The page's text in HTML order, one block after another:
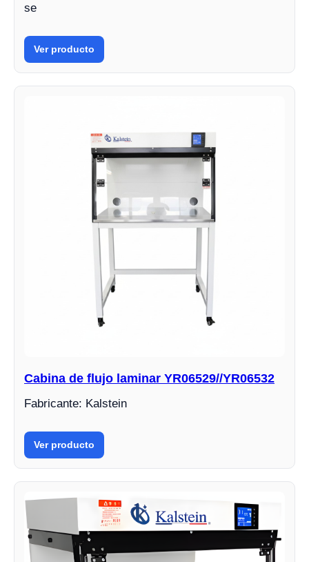
se
Ver producto
Cabina de flujo laminar YR06529//YR06532
Fabricante: Kalstein
Ver producto